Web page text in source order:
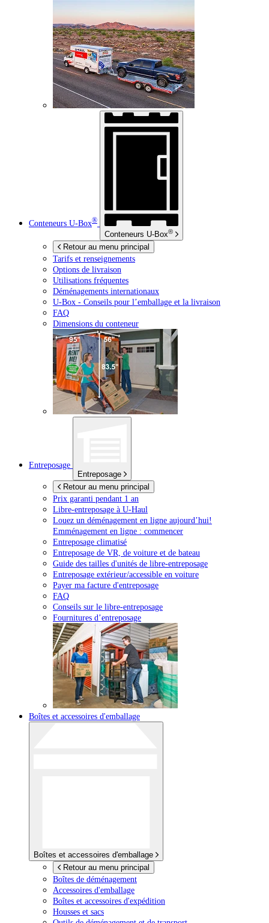
Conteneurs U-Box®
Conteneurs U-Box®
Retour au menu principal
Tarifs et renseignements
Options de livraison
Utilisations fréquentes
Déménagements internationaux
U-Box - Conseils pour l’emballage et la livraison
FAQ
Dimensions du conteneur
Entreposage
Entreposage
Retour au menu principal
Prix garanti pendant 1 an
Libre-entreposage à U-Haul
Louez un déménagement en ligne aujourd’hui!
Emménagement en ligne : commencer
Entreposage climatisé
Entreposage de VR, de voiture et de bateau
Guide des tailles d'unités de libre-entreposage
Entreposage extérieur/accessible en voiture
Payer ma facture d'entreposage
FAQ
Conseils sur le libre-entreposage
Fournitures d’entreposage
Boîtes et accessoires d'emballage
Boîtes et accessoires d'emballage
Retour au menu principal
Boîtes de déménagement
Accessoires d'emballage
Boîtes et accessoires d'expédition
Housses et sacs